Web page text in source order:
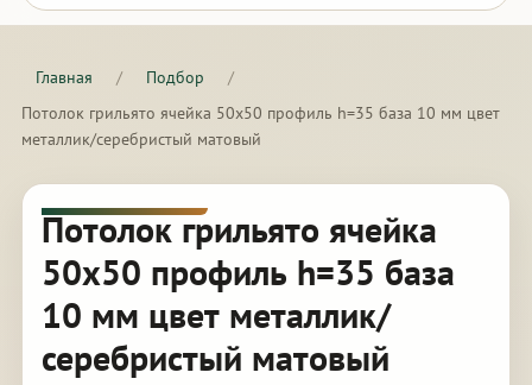
Главная / Подбор
/
Потолок грильято ячейка 50х50 профиль h=35 база 10 мм цвет
металлик/серебристый матовый
Потолок грильято ячейка
50х50 профиль h=35 база
10 мм цвет металлик/
серебристый матовый